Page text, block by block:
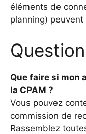
éléments de
planning)
Que faire si mon
la CPAM ?
Vous pouvez
commission de
Rassemblez